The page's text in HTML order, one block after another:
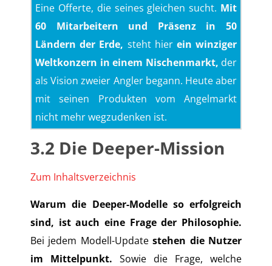
Eine Offerte, die seines gleichen sucht. Mit
60 Mitarbeitern und Präsenz in 50
Ländern der Erde, steht hier ein winziger
Weltkonzern in einem Nischenmarkt, der
als Vision zweier Angler begann. Heute aber
mit seinen Produkten vom Angelmarkt
nicht mehr wegzudenken ist.
3.2 Die Deeper-Mission
Zum Inhaltsverzeichnis
Warum die Deeper-Modelle so erfolgreich
sind, ist auch eine Frage der Philosophie.
Bei jedem Modell-Updatestehen die Nutzer
im Mittelpunkt. Sowie die Frage, welche